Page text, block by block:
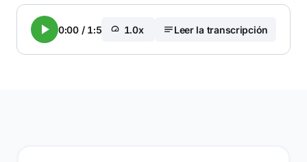
0:00/ 1:54 1.0x Leer la transcripción